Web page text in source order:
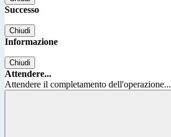
Successo
Chiudi
Informazione
Chiudi
Attendere...
Attendere il completamento dell'operazione...